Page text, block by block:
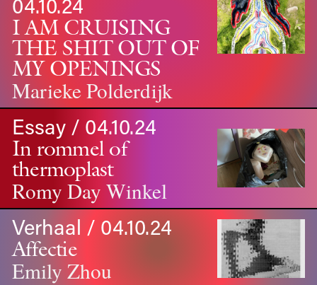
I AM CRUISING
THE SHIT OUT OF
MY OPENINGS
Marieke Polderdijk
Essay / 04.10.24
In rommel of
thermoplast
Romy Day Winkel
Verhaal / 04.10.24
Affectie
Emily Zhou